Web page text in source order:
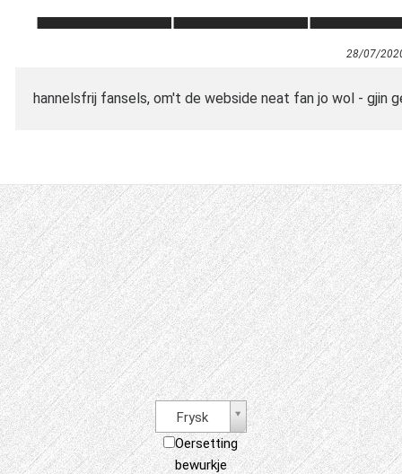
28/07/
hannelsfrij fansels, om't de webside neat fan jo wol - gjin
Frysk
Oersetting
bewurkje